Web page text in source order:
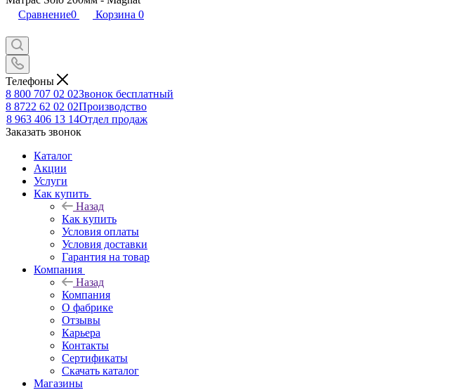
Сравнение0 Корзина 0
Телефоны
8 800 707 02 02Звонок бесплатный
8 8722 62 02 02Производство
8 963 406 13 14Отдел продаж
Заказать звонок
Каталог
Акции
Услуги
Как купить
Назад
Как купить
Условия оплаты
Условия доставки
Гарантия на товар
Компания
Назад
Компания
О фабрике
Отзывы
Карьера
Контакты
Сертификаты
Скачать каталог
Магазины